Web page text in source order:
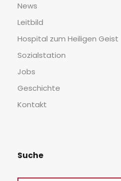
News
Leit­bild
Hos­pi­tal zum Hei­li­gen Geist
Sozi­al­sta­ti­on
Jobs
Geschich­te
Kon­takt
Suche